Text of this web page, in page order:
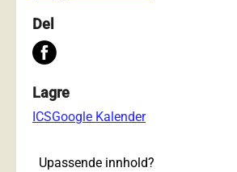
Del
Lagre
ICSGoogle Kalender
Upassende innhold?